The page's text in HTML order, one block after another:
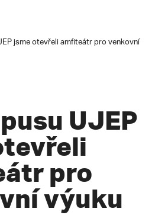
jsme otevřeli amfiteátr pro venkovní
UJEP
pro
výuku